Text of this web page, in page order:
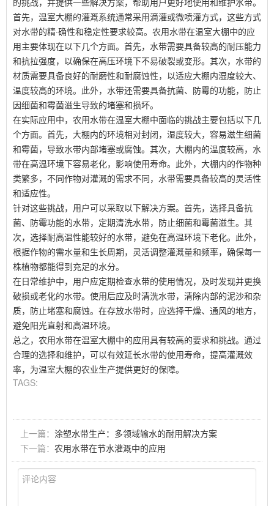
首先，温室大棚的灌溉系统通常采用滴灌或微喷灌方式，这些方式
对水带的精·确性和稳定性要求较高。农用水带在温室大棚中的应
用主要体现在以下几个方面。首先，水带需要具备较高的耐压能力
和抗拉强度，以确保在高压环境下不易破裂或变形。其次，水带的
材质需要具备良好的耐磨性和耐腐蚀性，以适应大棚内湿度较大、
温度较高的环境。此外，水带还需要具备抗菌、防霉的功能，防止
因细菌和霉菌滋生导致的堵塞和损坏。
在实际应用中，农用水带在温室大棚中面临的挑战主要包括以下几
个方面。首先，大棚内的环境相对封闭，湿度较大，容易滋生细菌
和霉菌，导致水带内部堵塞或腐蚀。其次，大棚内的温度较高，水
带在高温环境下容易老化，影响使用寿命。此外，大棚内的作物种
类繁多，不同作物对灌溉的需求不同，水带需要具备较高的灵活性
和适应性。
针对这些挑战，用户可以采取以下解决方案。首先，选择具备抗
菌、防霉功能的水带，定期清洗水带，防止细菌和霉菌滋生。其
次，选择耐高温性能较好的水带，避免在高温环境下老化。此外，
根据作物的需水量和生长周期，灵活调整灌溉量和频率，确保每一
株植物都能得到充足的水分。
在日常维护中，用户应定期检查水带的使用情况，及时发现并更换
破损或老化的水带。使用后应及时清洗水带，清除内部的泥沙和杂
质，防止堵塞和腐蚀。在存放水带时，应选择干燥、通风的地方，
避免阳光直射和高温环境。
总之，农用水带在温室大棚中的应用具有较高的要求和挑战。通过
合理的选择和维护，可以有效延长水带的使用寿命，提高灌溉效
率，为温室大棚的农业生产提供更好的保障。
TAGS:
上一篇： 涂塑水带生产：多领域输水的耐用解决方案
下一篇： 农用水带在节水灌溉中的应用